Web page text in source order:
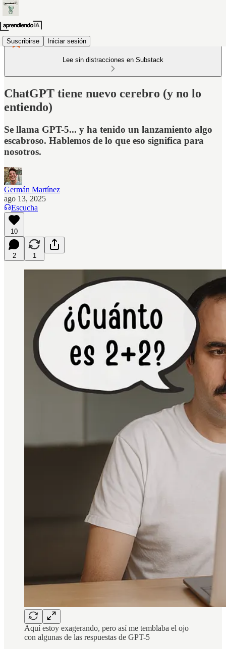
Suscribirse Iniciar sesión
Lee sin distracciones en Substack
ChatGPT tiene nuevo cerebro (y no lo
entiendo)
Se llama GPT-5... y ha tenido un lanzamiento algo
escabroso. Hablemos de lo que eso significa para
nosotros.
Germán Martínez
ago 13, 2025
Escucha
10
2 1
Aquí estoy exagerando, pero así me temblaba el ojo
con algunas de las respuestas de GPT-5